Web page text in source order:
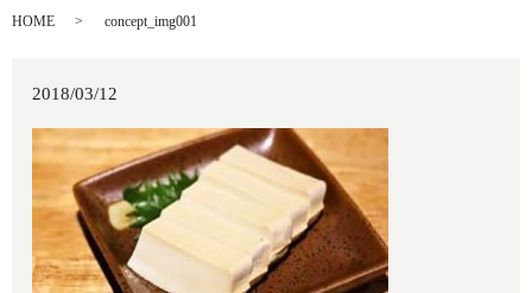
HOME concept_img001
2018/03/12